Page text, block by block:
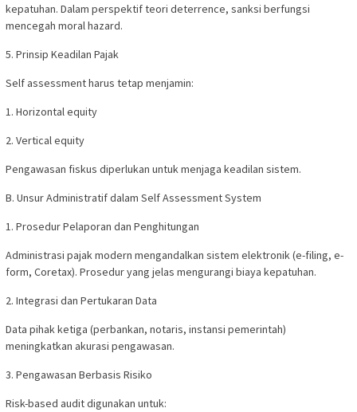
kepatuhan. Dalam perspektif teori deterrence, sanksi berfungsi
mencegah moral hazard.
5. Prinsip Keadilan Pajak
Self assessment harus tetap menjamin:
1. Horizontal equity
2. Vertical equity
Pengawasan fiskus diperlukan untuk menjaga keadilan sistem.
B. Unsur Administratif dalam Self Assessment System
1. Prosedur Pelaporan dan Penghitungan
Administrasi pajak modern mengandalkan sistem elektronik (e-filing, e-
form, Coretax). Prosedur yang jelas mengurangi biaya kepatuhan.
2. Integrasi dan Pertukaran Data
Data pihak ketiga (perbankan, notaris, instansi pemerintah)
meningkatkan akurasi pengawasan.
3. Pengawasan Berbasis Risiko
Risk-based audit digunakan untuk: